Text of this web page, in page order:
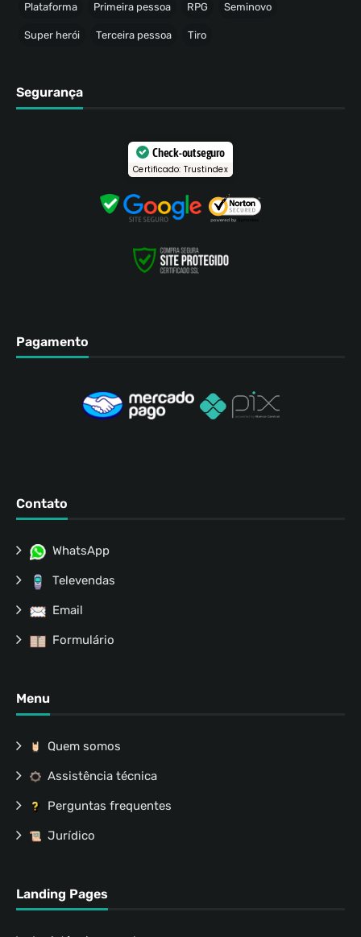
Plataforma Primeira pessoa RPG Seminovo
Super herói Terceira pessoa Tiro
Segurança
Check-out seguro
Certificado: Trustindex
Pagamento
Contato
WhatsApp
Televendas
Email
Formulário
Menu
Quem somos
Assistência técnica
Perguntas frequentes
Jurídico
Landing Pages